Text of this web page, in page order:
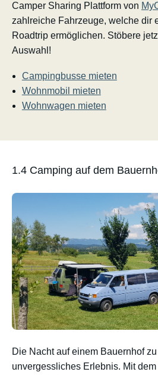
Camper Sharing Plattform von
zahlreiche Fahrzeuge, welche dir
Roadtrip ermöglichen. Stöbere
Auswahl!
Campingbusse mieten
Wohnmobil mieten
Wohnwagen mieten
1.4 Camping auf dem
Die Nacht auf einem Bauernhof
unvergessliches Erlebnis. Mit